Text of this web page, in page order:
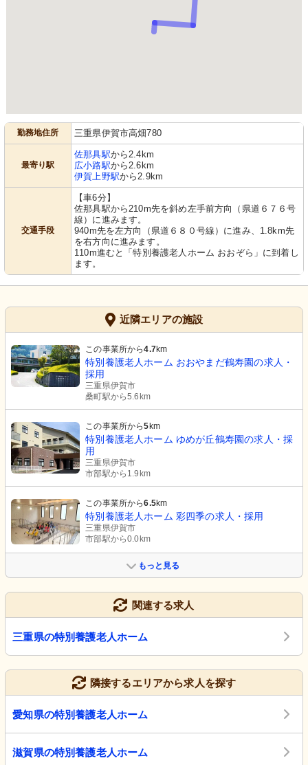
勤務地住所 三重県伊賀市高畑780
最寄り駅
佐那具駅から2.4km
広小路駅から2.6km
伊賀上野駅から2.9km
交通手段
【車6分】
佐那具駅から210m先を斜め左手前方向（県道６７６号
線）に進みます。
940m先を左方向（県道６８０号線）に進み、1.8km先
を右方向に進みます。
110m進むと「特別養護老人ホーム おおぞら」に到着し
ます。
近隣エリアの施設
この事業所から4.7km
特別養護老人ホーム おおやまだ鶴寿園の求人・
採用
三重県伊賀市
桑町駅から5.6km
この事業所から5km
特別養護老人ホーム ゆめが丘鶴寿園の求人・採
用
三重県伊賀市
市部駅から1.9km
この事業所から6.5km
特別養護老人ホーム 彩四季の求人・採用
三重県伊賀市
市部駅から0.0km
もっと見る
関連する求人
三重県の特別養護老人ホーム
隣接するエリアから求人を探す
愛知県の特別養護老人ホーム
滋賀県の特別養護老人ホーム